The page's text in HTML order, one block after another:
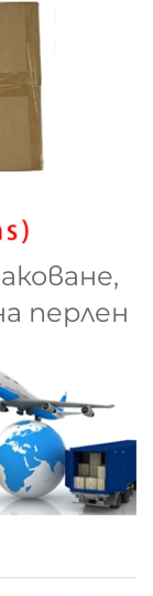
перлен